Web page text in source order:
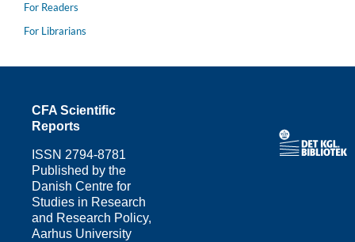
For Readers
For Librarians
CFA Scientific
Reports
ISSN 2794-8781
Published by the
Danish Centre for
Studies in Research
and Research Policy,
Aarhus University